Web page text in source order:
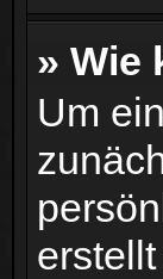
» Wie
Um